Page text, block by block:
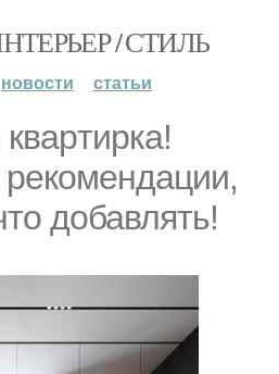
/ СТИЛЬ
новости статьи
дoбавлять!